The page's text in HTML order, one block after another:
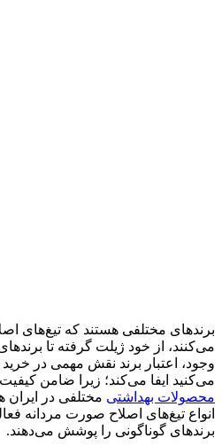
برندهای مختلفی هستند که تیغ‌های
می‌کنند، از خود ژیلت گرفته تا
وجود، اعتبار برند نقش مهمی در
می‌کنید ایفا می‌کند؛ زیرا ضامن
محصولات بهداشتی مختلفی در
انواع تیغ‌های اصلاح صورت مردانه
برندهای گوناگونی را پوشش می‌دهند.